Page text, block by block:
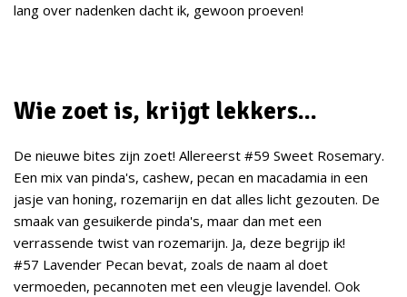
lang over nadenken dacht ik, gewoon proeven!
Wie zoet is, krijgt lekkers...
De nieuwe bites zijn zoet! Allereerst #59 Sweet Rosemary.
Een mix van pinda's, cashew, pecan en macadamia in een
jasje van honing, rozemarijn en dat alles licht gezouten. De
smaak van gesuikerde pinda's, maar dan met een
verrassende twist van rozemarijn. Ja, deze begrijp ik!
#57 Lavender Pecan bevat, zoals de naam al doet
vermoeden, pecannoten met een vleugje lavendel. Ook